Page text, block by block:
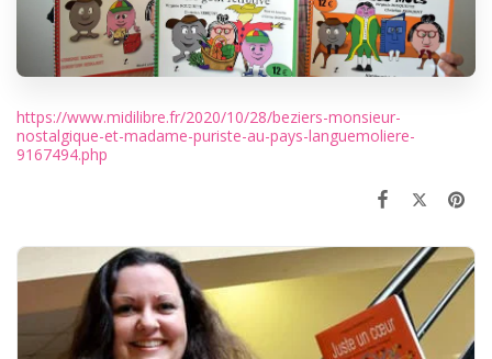
https://www.midilibre.fr/2020/10/28/beziers-monsieur-
nostalgique-et-madame-puriste-au-pays-languemoliere-
9167494.php